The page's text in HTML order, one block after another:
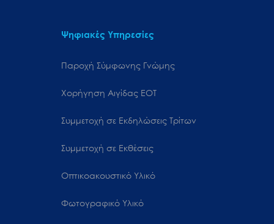
Ψηφιακές Υπηρεσίες
Παροχή Σύμφωνης Γνώμης
Χορήγηση Αιγίδας ΕΟΤ
Συμμετοχή σε Εκδηλώσεις Τρίτων
Συμμετοχή σε Εκθέσεις
Οπτικοακουστικό Υλικό
Φωτογραφικό Υλικό